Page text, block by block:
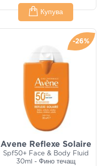
Купува
-26%
Avene Reflexe Solaire
Spf50+ Face & Body Fluid
30ml - Фино течащ